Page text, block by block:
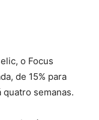
o Focus
de 15% para
semanas.